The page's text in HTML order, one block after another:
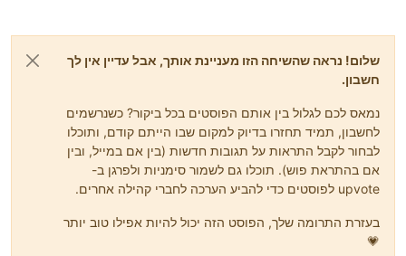
שלום! נראה שהשיחה הזו מעניינת אותך, אבל עדיין אין לך
חשבון.
נמאס לכם לגלול בין אותם הפוסטים בכל ביקור? כשנרשמים
לחשבון, תמיד תחזרו בדיוק למקום שבו הייתם קודם, ותוכלו
לבחור לקבל התראות על תגובות חדשות (בין אם במייל, ובין
אם בהתראת פוש). תוכלו גם לשמור סימניות ולפרגן ב-
upvote לפוסטים כדי להביע הערכה לחברי קהילה אחרים.
בעזרת התרומה שלך, הפוסט הזה יכול להיות אפילו טוב יותר
💗